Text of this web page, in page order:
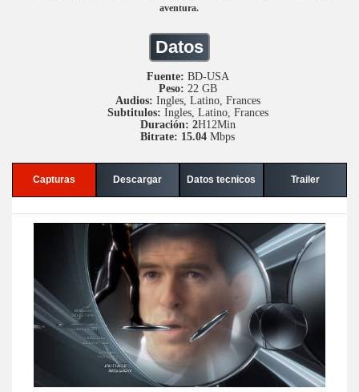
aventura.
Datos
Fuente: BD-USA
Peso: 22 GB
Audios: Ingles, Latino, Frances
Subtitulos: Ingles, Latino, Frances
Duración: 2H12Min
Bitrate: 15.04 Mbps
Capturas Descargar Datos tecnicos Trailer